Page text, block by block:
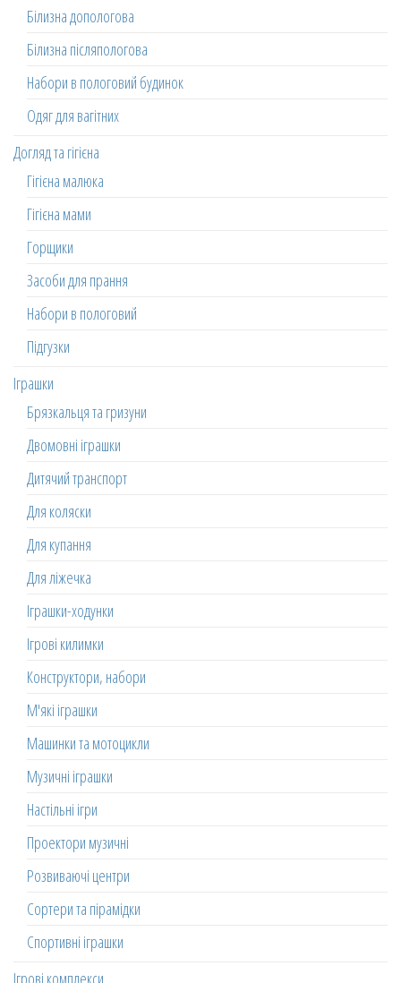
Білизна допологова
Білизна післяпологова
Набори в пологовий будинок
Одяг для вагітних
Догляд та гігієна
Гігієна малюка
Гігієна мами
Горщики
Засоби для прання
Набори в пологовий
Підгузки
Іграшки
Брязкальця та гризуни
Двомовні іграшки
Дитячий транспорт
Для коляски
Для купання
Для ліжечка
Іграшки-ходунки
Ігрові килимки
Конструктори, набори
М'які іграшки
Машинки та мотоцикли
Музичні іграшки
Настільні ігри
Проектори музичні
Розвиваючі центри
Сортери та пірамідки
Спортивні іграшки